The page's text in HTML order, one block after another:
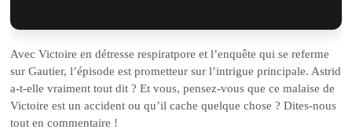
Avec Victoire en détresse respiratpore et l’enquête qui se referme
sur Gautier, l’épisode est prometteur sur l’intrigue principale. Astrid
a-t-elle vraiment tout dit ? Et vous, pensez-vous que ce malaise de
Victoire est un accident ou qu’il cache quelque chose ? Dites-nous
tout en commentaire !